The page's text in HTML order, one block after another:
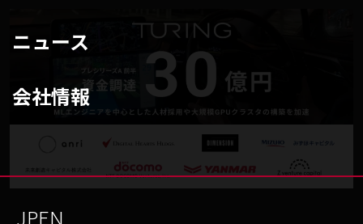
ニュース
会社情報
EN
JP